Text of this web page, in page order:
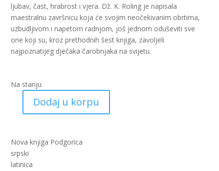
ljubav, čast, hrabrost i vjera. Dž. K. Roling je napisala
maestralnu završnicu koja će svojim neočekivanim obrtima,
uzbudljivom i napetom radnjom, još jednom oduševiti sve
one koji su, kroz prethodnih šest knjiga, zavoljeli
najpoznatijeg dječaka čarobnjaka na svijetu.
Na stanju
relikvije
smrti
(nk)
Dodaj u korpu
Nova knjiga Podgorica
srpski
latinica